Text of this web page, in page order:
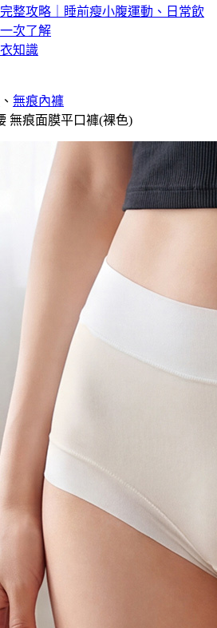
整攻略｜睡前瘦小腹運動、日常飲
次了解
知識
、 無痕內褲
無痕面膜平口褲(裸色)